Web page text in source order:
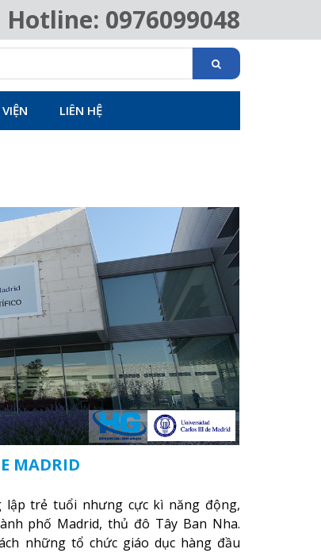
Hotline: 0976099048
LIÊN HỆ
MADRID
lập trẻ tuổi nhưng cực kì năng động,
phố Madrid, thủ đô Tây Ban Nha.
những tổ chức giáo dục hàng đầu